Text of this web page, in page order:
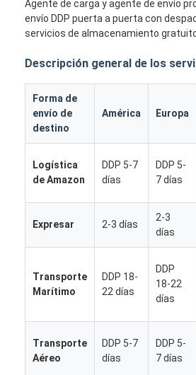
Inicio
Agente de carga y agente de envío
envío DDP puerta a puerta con
servicios de almacenamiento
Descripción general de los
Forma de
envío de
destino
América Europa
Logística
de Amazon
DDP 5-7
días
DDP 5-
7 días
Expresar 2-3 días
2-3
días
Transporte
Marítimo
DDP 18-
22 días
DDP
18-22
días
Transporte
Aéreo
DDP 5-7
días
DDP 5-
7 días